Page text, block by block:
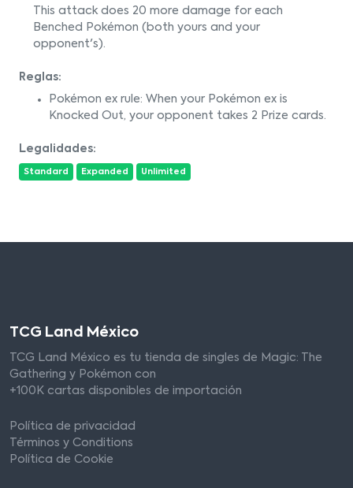
This attack does 20 more damage for each
Benched Pokémon (both yours and your
opponent's).
Reglas:
Pokémon ex rule: When your Pokémon ex is
Knocked Out, your opponent takes 2 Prize cards.
Legalidades:
Standard Expanded Unlimited
TCG Land México
TCG Land México es tu tienda de singles de Magic: The
Gathering y Pokémon con
+100K cartas disponibles de importación
Política de privacidad
Términos y Conditions
Política de Cookie